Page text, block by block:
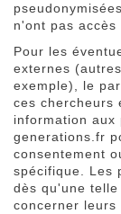
n'ont pas
Pour les
externes
exemple), le
ces chercheurs
information aux
generations.fr
consentement
spécifique. Les
dès qu'une
concerner leurs